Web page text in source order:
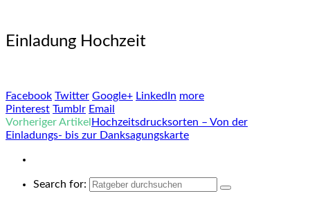
Einladung Hochzeit
Facebook Twitter Google+ LinkedIn more
Pinterest Tumblr Email
Vorheriger Artikel Hochzeitsdrucksorten – Von der
Einladungs- bis zur Danksagungskarte
Search for: